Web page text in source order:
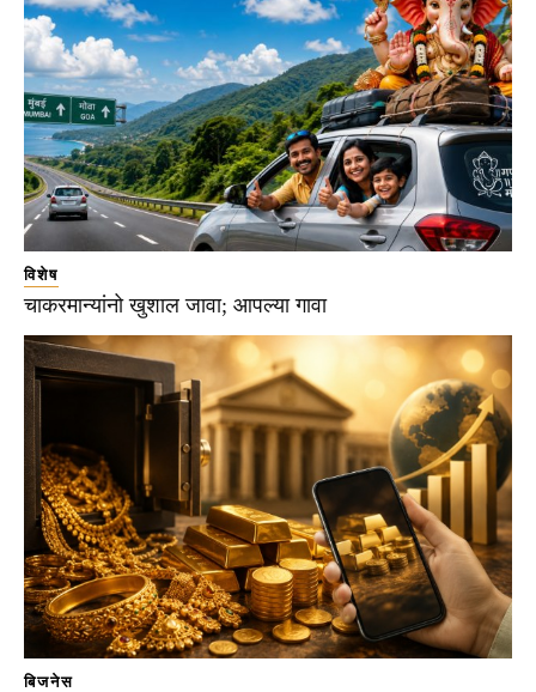
विशेष
चाकरमान्यांनो खुशाल जावा; आपल्या गावा
बिजनेस